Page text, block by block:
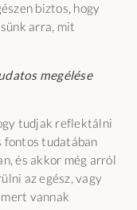
biztos, hogy
arra, mit
megélése
tudjak reflektálni
fontos tudatában
és akkor még arról
az egész, vagy
vannak